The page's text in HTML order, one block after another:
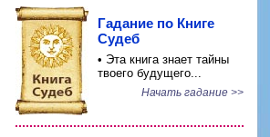
Гадание по Книге
Судеб
• Эта книга знает тайны
твоего будущего...
Начать гадание >>